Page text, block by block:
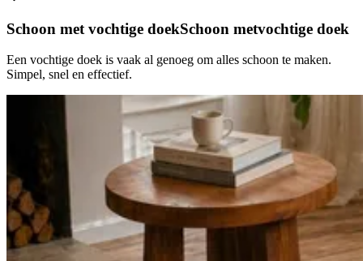
Schoon met vochtige doekSchoon metvochtige doek
Een vochtige doek is vaak al genoeg om alles schoon te maken.
Simpel, snel en effectief.